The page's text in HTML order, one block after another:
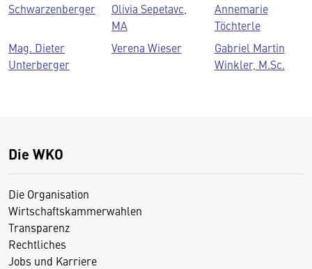
Schwarzenberger
Olivia Sepetavc,
MA
Annemarie
Töchterle
Mag. Dieter
Unterberger
Verena Wieser
Gabriel Martin
Winkler, M.Sc.
Die WKO
Die Organisation
Wirtschaftskammerwahlen
Transparenz
Rechtliches
Jobs und Karriere